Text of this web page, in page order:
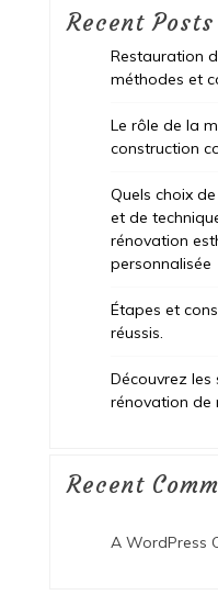
Recent Posts
Restauration
méthodes et
Le rôle de la
construction
Quels choix
et de
rénovation
personnalisée
Étapes et
réussis.
Découvrez les
rénovation de
Recent
A WordPress